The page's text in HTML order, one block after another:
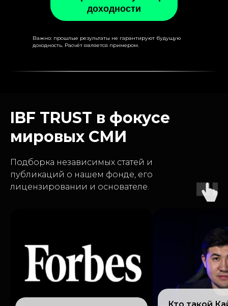
Важно: прошлые результаты не гарантируют будущую
доходность. Расчёт является примером.
доходности
IBF TRUST в фокусе
мировых СМИ
Подборка независимых статей и
публикаций о нашем фонде, его
лицензировании и основателе.